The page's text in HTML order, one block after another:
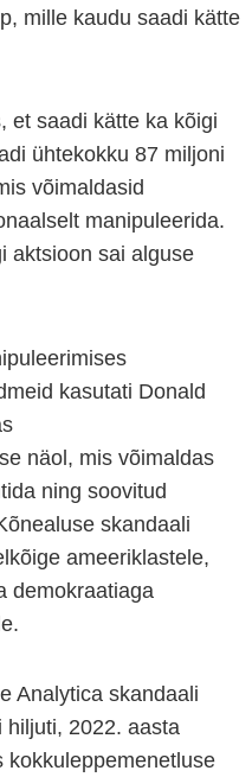
mille kaudu saadi kätte
et saadi kätte ka kõigi
ühtekokku 87 miljoni
võimaldasid
manipuleerida.
aktsioon sai alguse
kasutati Donald
näol, mis võimaldas
ning soovitud
skandaali
ameeriklastele,
demokraatiaga
Analytica skandaali
hiljuti, 2022. aasta
kokkuleppemenetluse